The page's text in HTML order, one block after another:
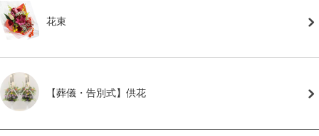
花束
【葬儀・告別式】供花